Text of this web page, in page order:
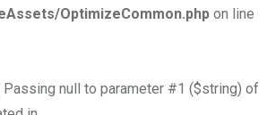
OptimizeCommon.php on line
Passing null to parameter #1 ($string) of